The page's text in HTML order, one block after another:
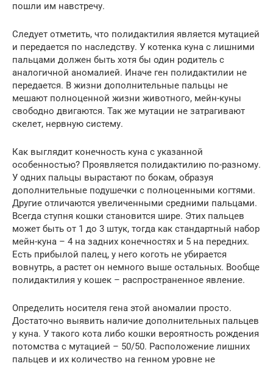
пошли им навстречу.
Следует отметить, что полидактилия является мутацией
и передается по наследству. У котенка куна с лишними
пальцами должен быть хотя бы один родитель с
аналогичной аномалией. Иначе ген полидактилии не
передается. В жизни дополнительные пальцы не
мешают полноценной жизни животного, мейн-куны
свободно двигаются. Так же мутации не затрагивают
скелет, нервную систему.
Как выглядит конечность куна с указанной
особенностью? Проявляется полидактилию по-разному.
У одних пальцы вырастают по бокам, образуя
дополнительные подушечки с полноценными когтями.
Другие отличаются увеличенными средними пальцами.
Всегда ступня кошки становится шире. Этих пальцев
может быть от 1 до 3 штук, тогда как стандартный набор
мейн-куна – 4 на задних конечностях и 5 на передних.
Есть прибылой палец, у него коготь не убирается
вовнутрь, а растет он немного выше остальных. Вообще
полидактилия у кошек – распространенное явление.
Определить носителя гена этой аномалии просто.
Достаточно выявить наличие дополнительных пальцев
у куна. У такого кота либо кошки вероятность рождения
потомства с мутацией – 50/50. Расположение лишних
пальцев и их количество на генном уровне не